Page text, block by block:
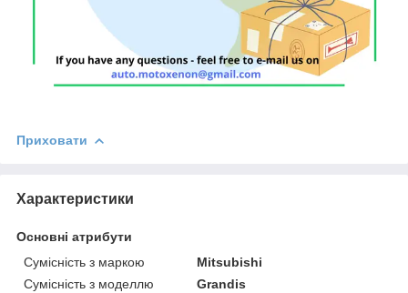
Приховати
Характеристики
Основні атрибути
Сумісність з маркою
Mitsubishi
Сумісність з моделлю
Grandis